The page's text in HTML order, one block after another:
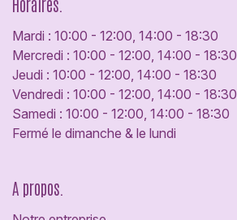
Mardi : 10:00 - 12:00, 14:00 - 18:30
Mercredi : 10:00 - 12:00, 14:00 - 18:30
Jeudi : 10:00 - 12:00, 14:00 - 18:30
Vendredi : 10:00 - 12:00, 14:00 - 18:30
Samedi : 10:00 - 12:00, 14:00 - 18:30
Fermé le dimanche & le lundi
A propos.